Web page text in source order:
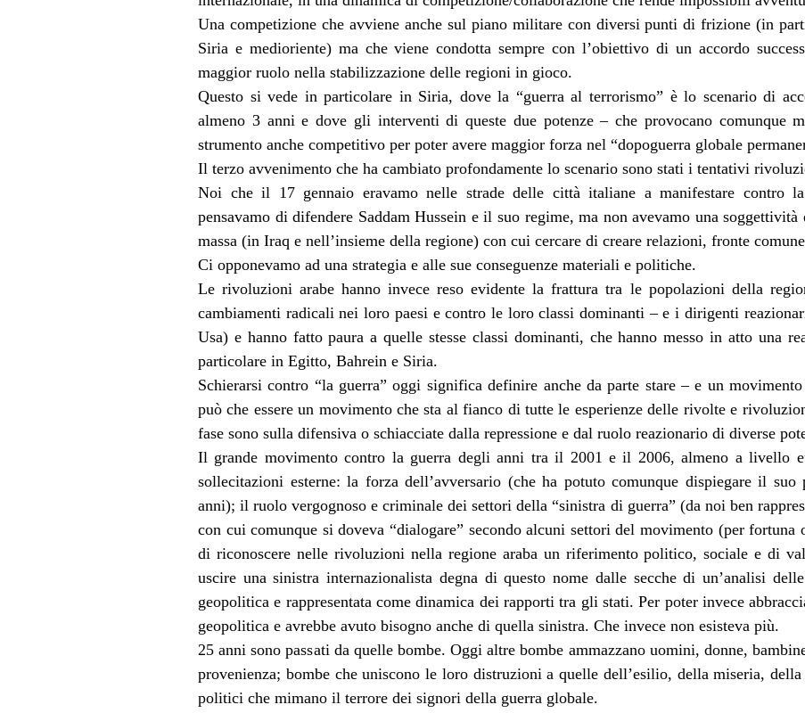
Una competizione che avviene anche sul piano militare con diversi punti di frizione (in
Siria e medioriente) ma che viene condotta sempre con l’obiettivo di un accordo
maggior ruolo nella stabilizzazione delle regioni in gioco.
Questo si vede in particolare in Siria, dove la “guerra al terrorismo” è lo scenario di
almeno 3 anni e dove gli interventi di queste due potenze – che provocano comunque
strumento anche competitivo per poter avere maggior forza nel “dopoguerra globale
Il terzo avvenimento che ha cambiato profondamente lo scenario sono stati i tentativi
Noi che il 17 gennaio eravamo nelle strade delle città italiane a manifestare contro
pensavamo di difendere Saddam Hussein e il suo regime, ma non avevamo una
massa (in Iraq e nell’insieme della regione) con cui cercare di creare relazioni, fronte
Ci opponevamo ad una strategia e alle sue conseguenze materiali e politiche.
Le rivoluzioni arabe hanno invece reso evidente la frattura tra le popolazioni della
cambiamenti radicali nei loro paesi e contro le loro classi dominanti – e i dirigenti
Usa) e hanno fatto paura a quelle stesse classi dominanti, che hanno messo in atto una
particolare in Egitto, Bahrein e Siria.
Schierarsi contro “la guerra” oggi significa definire anche da parte stare – e un
può che essere un movimento che sta al fianco di tutte le esperienze delle rivolte e
fase sono sulla difensiva o schiacciate dalla repressione e dal ruolo reazionario di diverse
Il grande movimento contro la guerra degli anni tra il 2001 e il 2006, almeno a livello
sollecitazioni esterne: la forza dell’avversario (che ha potuto comunque dispiegare il
anni); il ruolo vergognoso e criminale dei settori della “sinistra di guerra” (da noi ben
con cui comunque si doveva “dialogare” secondo alcuni settori del movimento (per
di riconoscere nelle rivoluzioni nella regione araba un riferimento politico, sociale e di
uscire una sinistra internazionalista degna di questo nome dalle secche di un’analisi
geopolitica e rappresentata come dinamica dei rapporti tra gli stati. Per poter invece
geopolitica e avrebbe avuto bisogno anche di quella sinistra. Che invece non esisteva più.
25 anni sono passati da quelle bombe. Oggi altre bombe ammazzano uomini, donne,
provenienza; bombe che uniscono le loro distruzioni a quelle dell’esilio, della miseria,
politici che mimano il terrore dei signori della guerra globale.